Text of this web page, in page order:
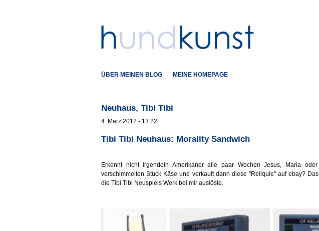
ÜBER MEINEN BLOG MEINE HOMEPAGE
Neuhaus, Tibi Tibi
4. März 2012 - 13:22
Tibi Tibi Neuhaus: Morality Sandwich
Erkennt nicht irgendein Amerikaner alle paar Wochen Jesus, Maria
verschimmelten Stück Käse und verkauft dann diese "Reliquie" auf ebay?
die Tibi Tibi Neuspiels Werk bei mir auslöste.